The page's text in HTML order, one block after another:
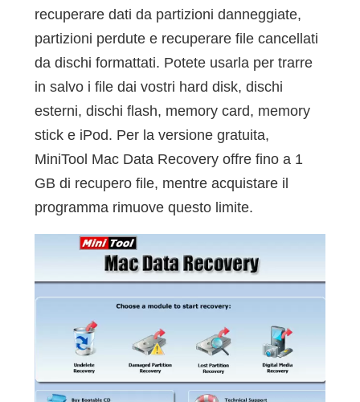
recuperare dati da partizioni danneggiate,
partizioni perdute e recuperare file cancellati
da dischi formattati. Potete usarla per trarre
in salvo i file dai vostri hard disk, dischi
esterni, dischi flash, memory card, memory
stick e iPod. Per la versione gratuita,
MiniTool Mac Data Recovery offre fino a 1
GB di recupero file, mentre acquistare il
programma rimuove questo limite.